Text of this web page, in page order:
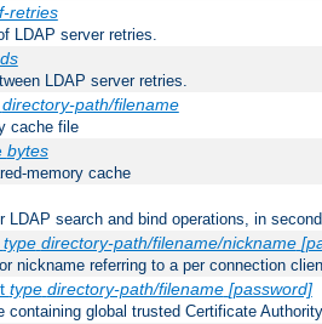
retries
LDAP server retries.
LDAP server retries.
directory-path/filename
cache file
bytes
memory cache
LDAP search and bind operations, in
type directory-path/filename/nickname
nickname referring to a per connection
type directory-path/filename [password]
containing global trusted Certificate